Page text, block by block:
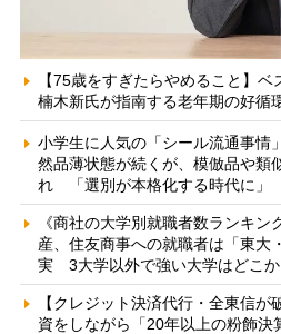
【75歳をすぎたらやめること】
楠木新氏が指南する老年期の好循
小学生に人気の「シール流通事
然品薄状態が続くが、模倣品や類
れ 「選別が本格化する時代に」
《商社の大学別就職者数ランキ
産、住友商事への就職者は「東大
実 3大学以外で強い大学はどこか
【クレジット決済代行・全東信
資をしながら「20年以上の粉飾決